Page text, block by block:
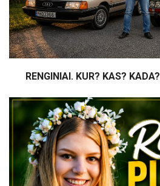
RENGINIAI. KUR? KAS? KADA?